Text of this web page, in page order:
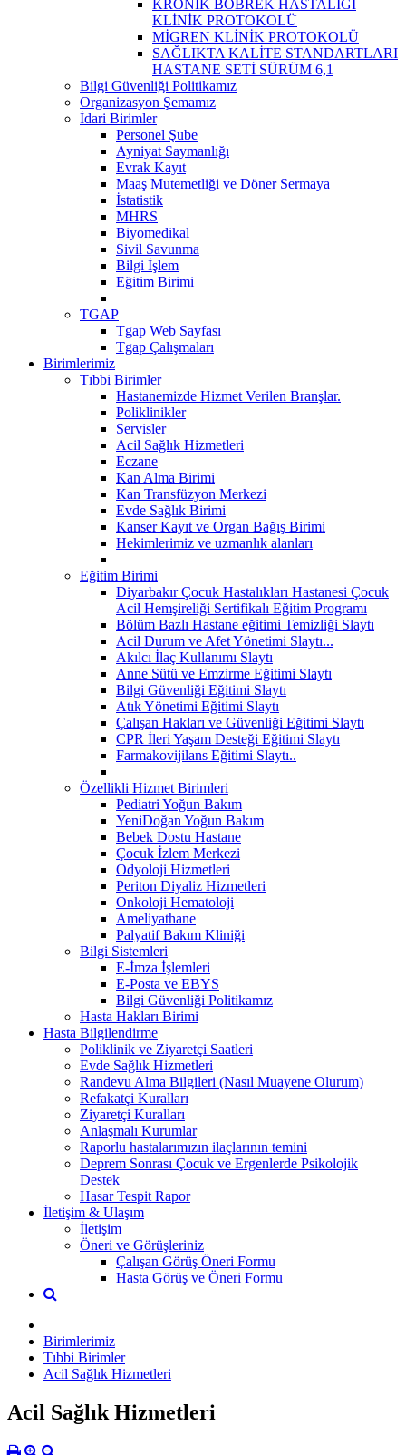
KRONİK BÖBREK HASTALIĞI
KLİNİK PROTOKOLÜ
MİGREN KLİNİK PROTOKOLÜ
SAĞLIKTA KALİTE STANDARTLARI
HASTANE SETİ SÜRÜM 6,1
Bilgi Güvenliği Politikamız
Organizasyon Şemamız
İdari Birimler
Personel Şube
Ayniyat Saymanlığı
Evrak Kayıt
Maaş Mutemetliği ve Döner Sermaya
İstatistik
MHRS
Biyomedikal
Sivil Savunma
Bilgi İşlem
Eğitim Birimi
TGAP
Tgap Web Sayfası
Tgap Çalışmaları
Birimlerimiz
Tıbbi Birimler
Hastanemizde Hizmet Verilen Branşlar.
Poliklinikler
Servisler
Acil Sağlık Hizmetleri
Eczane
Kan Alma Birimi
Kan Transfüzyon Merkezi
Evde Sağlık Birimi
Kanser Kayıt ve Organ Bağış Birimi
Hekimlerimiz ve uzmanlık alanları
Eğitim Birimi
Diyarbakır Çocuk Hastalıkları Hastanesi Çocuk
Acil Hemşireliği Sertifikalı Eğitim Programı
Bölüm Bazlı Hastane eğitimi Temizliği Slaytı
Acil Durum ve Afet Yönetimi Slaytı...
Akılcı İlaç Kullanımı Slaytı
Anne Sütü ve Emzirme Eğitimi Slaytı
Bilgi Güvenliği Eğitimi Slaytı
Atık Yönetimi Eğitimi Slaytı
Çalışan Hakları ve Güvenliği Eğitimi Slaytı
CPR İleri Yaşam Desteği Eğitimi Slaytı
Farmakovijilans Eğitimi Slaytı..
Özellikli Hizmet Birimleri
Pediatri Yoğun Bakım
YeniDoğan Yoğun Bakım
Bebek Dostu Hastane
Çocuk İzlem Merkezi
Odyoloji Hizmetleri
Periton Diyaliz Hizmetleri
Onkoloji Hematoloji
Ameliyathane
Palyatif Bakım Kliniği
Bilgi Sistemleri
E-İmza İşlemleri
E-Posta ve EBYS
Bilgi Güvenliği Politikamız
Hasta Hakları Birimi
Hasta Bilgilendirme
Poliklinik ve Ziyaretçi Saatleri
Evde Sağlık Hizmetleri
Randevu Alma Bilgileri (Nasıl Muayene Olurum)
Refakatçi Kuralları
Ziyaretçi Kuralları
Anlaşmalı Kurumlar
Raporlu hastalarımızın ilaçlarının temini
Deprem Sonrası Çocuk ve Ergenlerde Psikolojik
Destek
Hasar Tespit Rapor
İletişim & Ulaşım
İletişim
Öneri ve Görüşleriniz
Çalışan Görüş Öneri Formu
Hasta Görüş ve Öneri Formu
Birimlerimiz
Tıbbi Birimler
Acil Sağlık Hizmetleri
Acil Sağlık Hizmetleri